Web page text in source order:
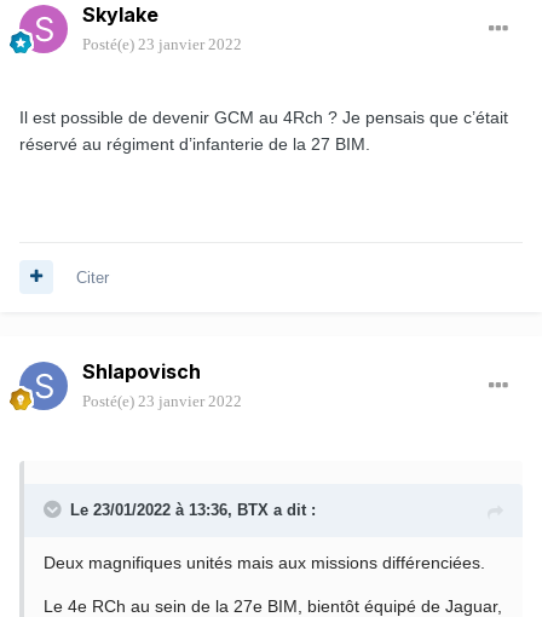
Skylake
Posté(e) 23 janvier 2022
Il est possible de devenir GCM au 4Rch ? Je pensais que c’était
réservé au régiment d’infanterie de la 27 BIM.
Citer
Shlapovisch
Posté(e) 23 janvier 2022
Le 23/01/2022 à 13:36, BTX a dit :
Deux magnifiques unités mais aux missions différenciées.
Le 4e RCh au sein de la 27e BIM, bientôt équipé de Jaguar,